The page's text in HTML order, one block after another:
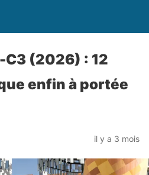
C3 (2026) : 12
enfin à portée
il y a 3 mois